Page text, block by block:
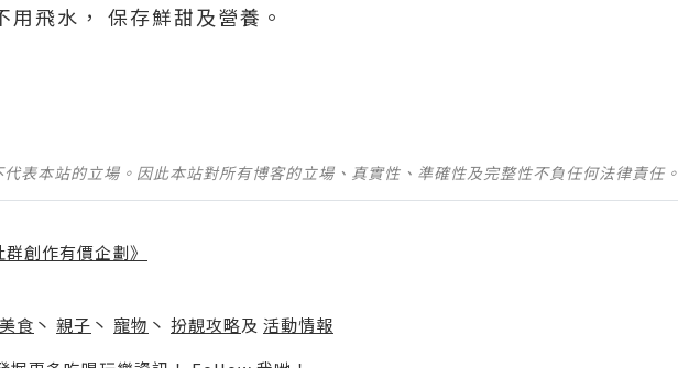
飛水， 保存鮮甜及營養。
表本站的立場。因此本站對所有博客的立場、真實性、準確性及完整性不負任何法律責任。
創作有價企劃》
美食 丶 親子 丶 寵物 丶 扮靚攻略及 活動情報